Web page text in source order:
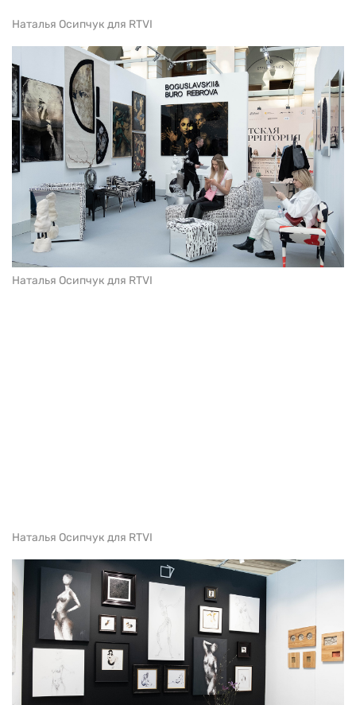
Наталья Осипчук для RTVI
Наталья Осипчук для RTVI
Наталья Осипчук для RTVI